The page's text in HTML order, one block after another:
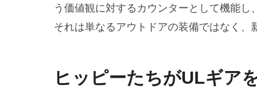
う価値観に対するカウンターとして機能し
それは単なるアウトドアの装備ではなく、
ヒッピーたちがULギア